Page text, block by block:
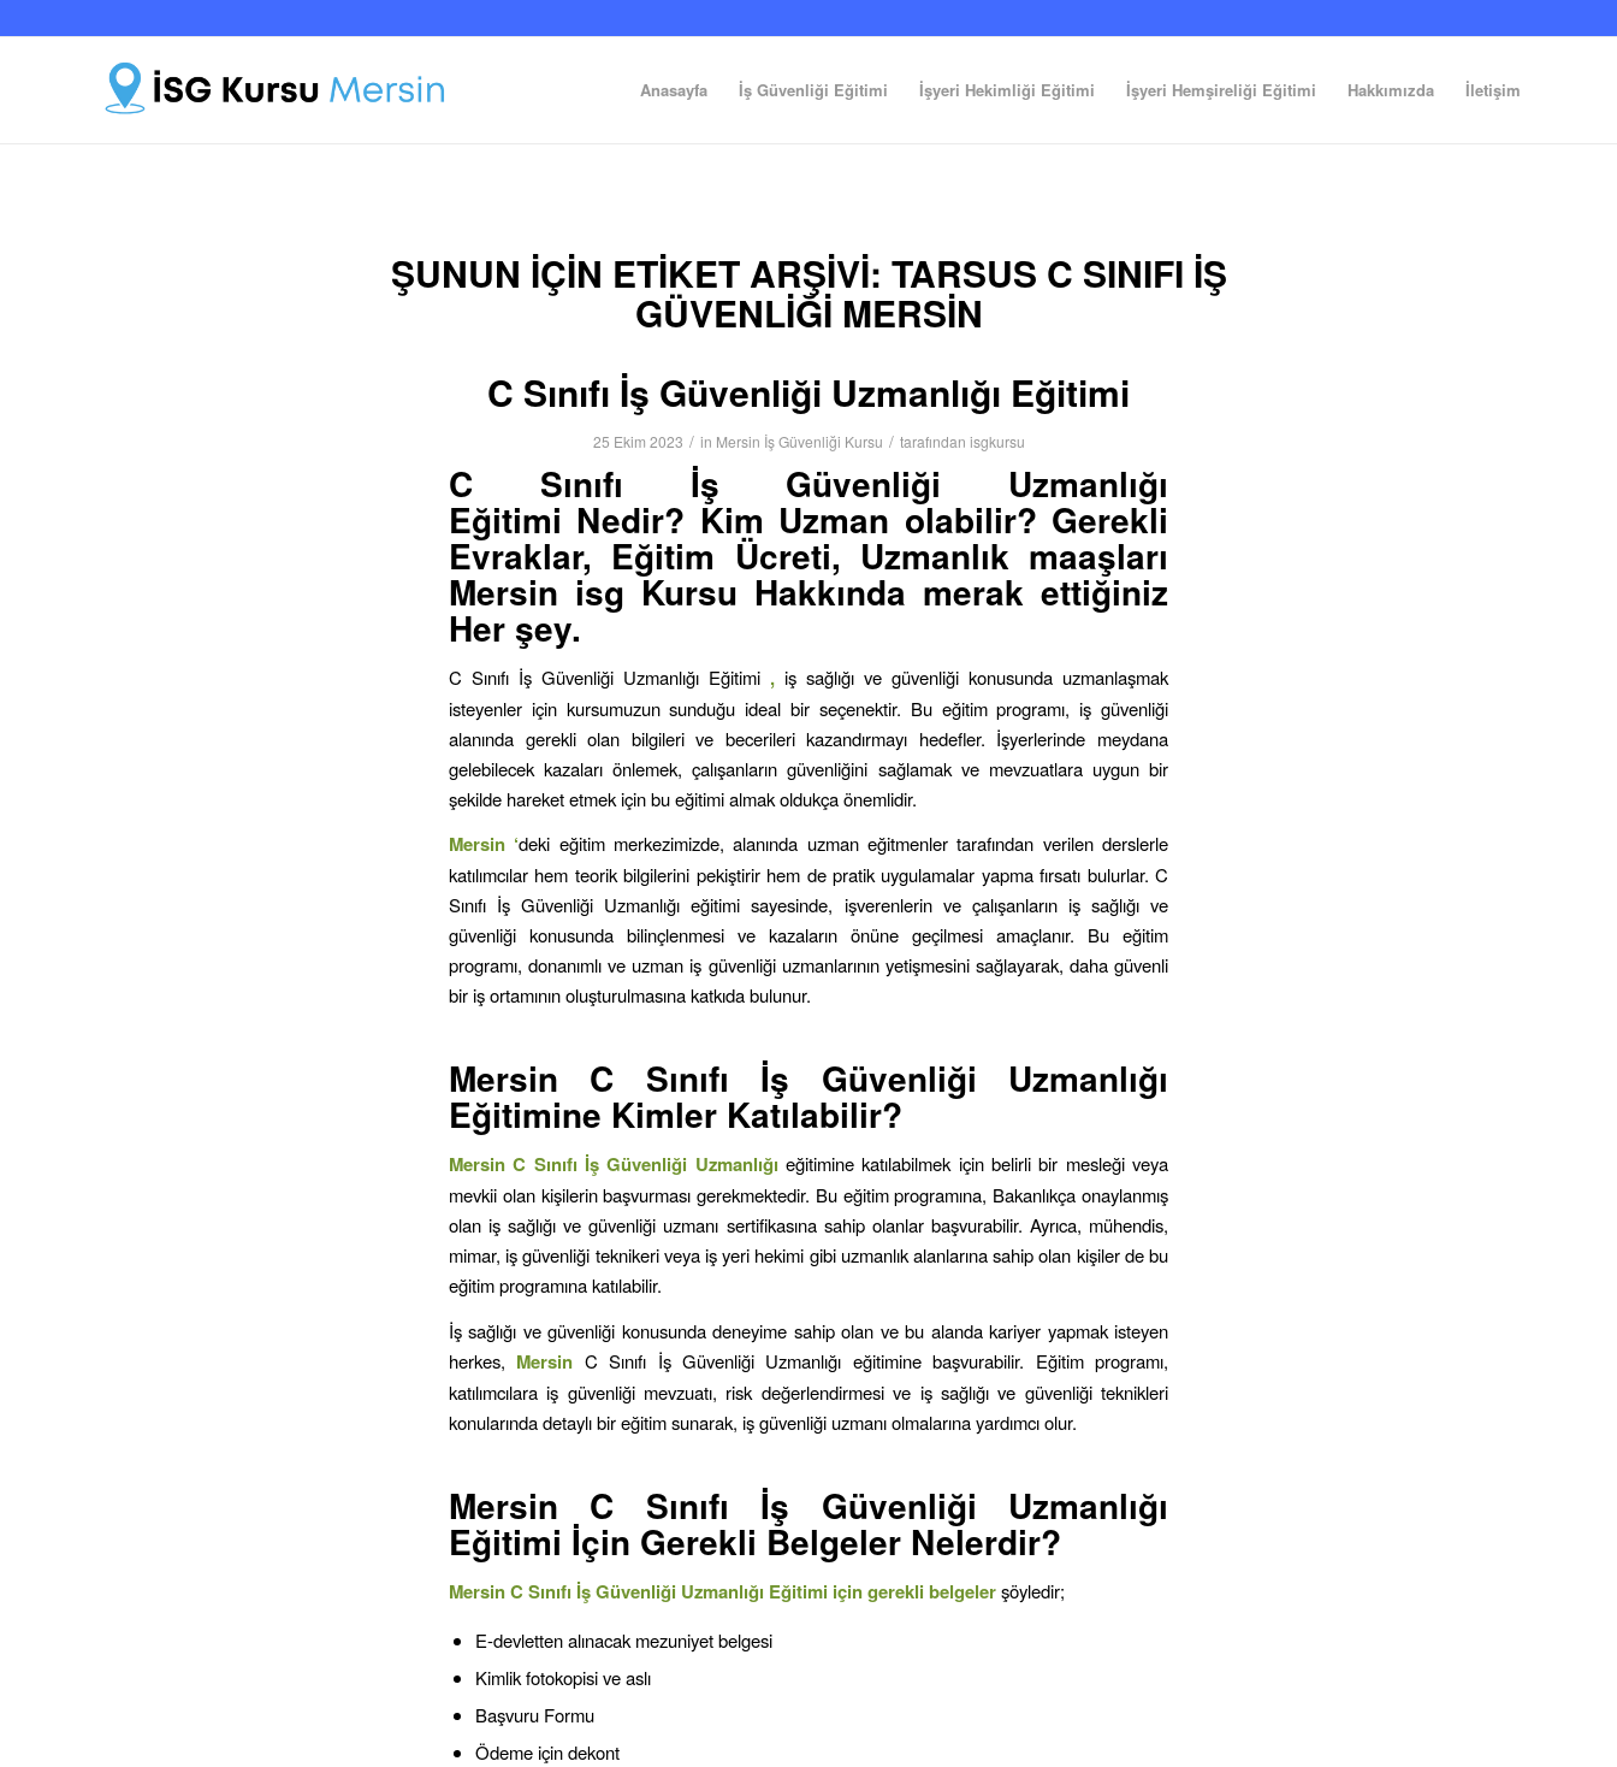
Anasayfa İş Güvenliği Eğitimi İşyeri Hekimliği Eğitimi İşyeri Hemşireliği Eğitimi Hakkımızda İletişim
ŞUNUN IÇIN ETIKET ARŞIVI: TARSUS C SINIFI İŞ
GÜVENLIĞI MERSIN
C Sınıfı İş Güvenliği Uzmanlığı Eğitimi
25 Ekim 2023 / in Mersin İş Güvenliği Kursu / tarafından isgkursu
C Sınıfı İş Güvenliği Uzmanlığı
Eğitimi Nedir? Kim Uzman olabilir? Gerekli
Evraklar, Eğitim Ücreti, Uzmanlık maaşları
Mersin isg Kursu Hakkında merak ettiğiniz
Her şey.
C Sınıfı İş Güvenliği Uzmanlığı Eğitimi , iş sağlığı ve güvenliği konusunda uzmanlaşmak
isteyenler için kursumuzun sunduğu ideal bir seçenektir. Bu eğitim programı, iş güvenliği
alanında gerekli olan bilgileri ve becerileri kazandırmayı hedefler. İşyerlerinde meydana
gelebilecek kazaları önlemek, çalışanların güvenliğini sağlamak ve mevzuatlara uygun bir
şekilde hareket etmek için bu eğitimi almak oldukça önemlidir.
Mersin ‘deki eğitim merkezimizde, alanında uzman eğitmenler tarafından verilen derslerle
katılımcılar hem teorik bilgilerini pekiştirir hem de pratik uygulamalar yapma fırsatı bulurlar. C
Sınıfı İş Güvenliği Uzmanlığı eğitimi sayesinde, işverenlerin ve çalışanların iş sağlığı ve
güvenliği konusunda bilinçlenmesi ve kazaların önüne geçilmesi amaçlanır. Bu eğitim
programı, donanımlı ve uzman iş güvenliği uzmanlarının yetişmesini sağlayarak, daha güvenli
bir iş ortamının oluşturulmasına katkıda bulunur.
Mersin C Sınıfı İş Güvenliği Uzmanlığı
Eğitimine Kimler Katılabilir?
Mersin C Sınıfı İş Güvenliği Uzmanlığı eğitimine katılabilmek için belirli bir mesleği veya
mevkii olan kişilerin başvurması gerekmektedir. Bu eğitim programına, Bakanlıkça onaylanmış
olan iş sağlığı ve güvenliği uzmanı sertifikasına sahip olanlar başvurabilir. Ayrıca, mühendis,
mimar, iş güvenliği teknikeri veya iş yeri hekimi gibi uzmanlık alanlarına sahip olan kişiler de bu
eğitim programına katılabilir.
İş sağlığı ve güvenliği konusunda deneyime sahip olan ve bu alanda kariyer yapmak isteyen
herkes, Mersin C Sınıfı İş Güvenliği Uzmanlığı eğitimine başvurabilir. Eğitim programı,
katılımcılara iş güvenliği mevzuatı, risk değerlendirmesi ve iş sağlığı ve güvenliği teknikleri
konularında detaylı bir eğitim sunarak, iş güvenliği uzmanı olmalarına yardımcı olur.
Mersin C Sınıfı İş Güvenliği Uzmanlığı
Eğitimi İçin Gerekli Belgeler Nelerdir?
Mersin C Sınıfı İş Güvenliği Uzmanlığı Eğitimi için gerekli belgelerşöyledir;
E-devletten alınacak mezuniyet belgesi
Kimlik fotokopisi ve aslı
Başvuru Formu
Ödeme için dekont